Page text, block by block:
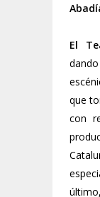
El
que
con